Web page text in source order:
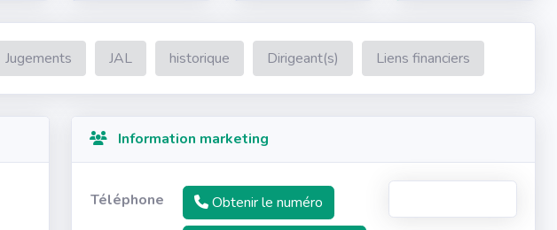
Jugements JAL historique Dirigeant(s) Liens financiers
Information marketing
Téléphone
Obtenir le numéro